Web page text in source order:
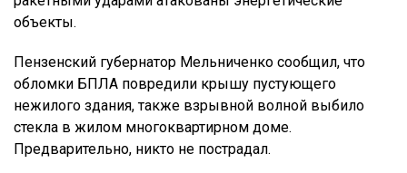
объекты.
Пензенский губернатор Мельниченко сообщил, что
обломки БПЛА повредили крышу пустующего
нежилого здания, также взрывной волной выбило
стекла в жилом многоквартирном доме.
Предварительно, никто не пострадал.